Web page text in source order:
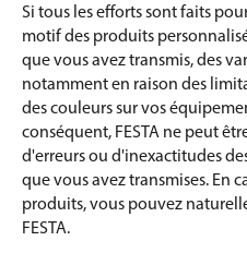
Si tous les efforts sont faits
motif des produits
que vous avez transmis, des
notamment en raison des
des couleurs sur vos
conséquent, FESTA ne peut
d'erreurs ou d'inexactitudes
que vous avez transmises. En
produits, vous pouvez
FESTA.